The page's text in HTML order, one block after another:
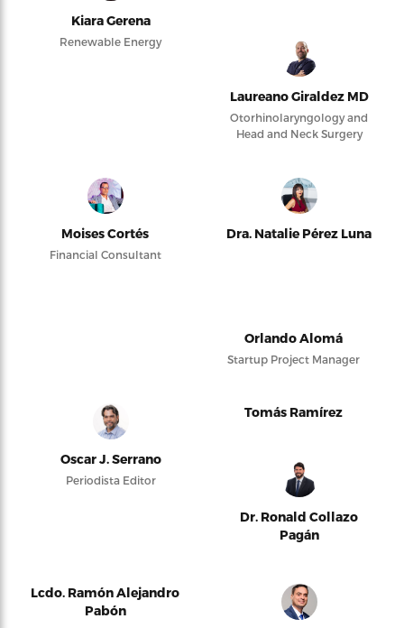
Kiara Gerena
Renewable Energy
Laureano Giraldez MD
Otorhinolaryngology and
Head and Neck Surgery
Moises Cortés
Financial Consultant
Dra. Natalie Pérez Luna
Orlando Alomá
Startup Project Manager
Oscar J. Serrano
Periodista Editor
Tomás Ramírez
Dr. Ronald Collazo
Pagán
Lcdo. Ramón Alejandro
Pabón